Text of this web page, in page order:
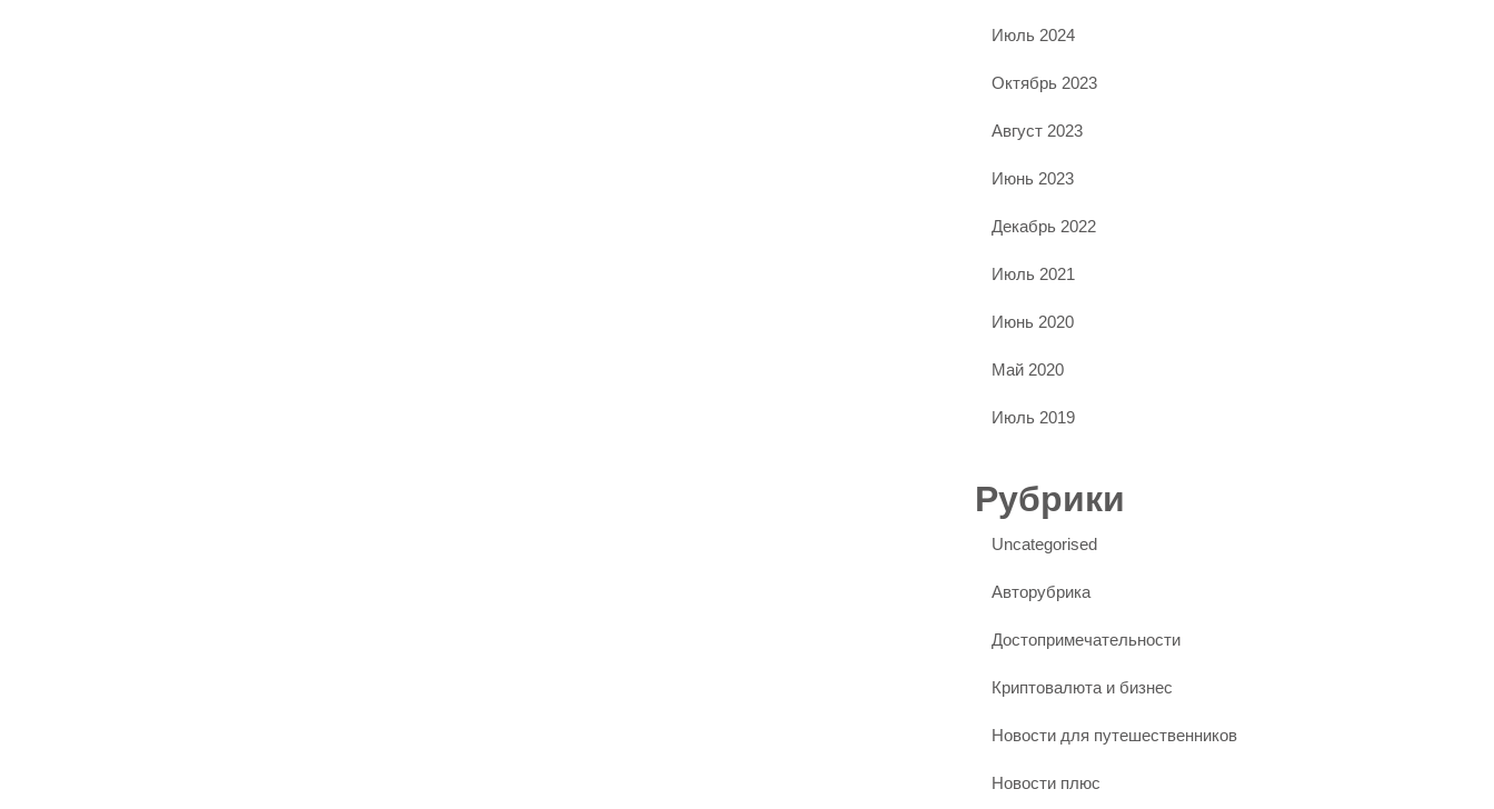
Июль 2024
Октябрь 2023
Август 2023
Июнь 2023
Декабрь 2022
Июль 2021
Июнь 2020
Май 2020
Июль 2019
Рубрики
Uncategorised
Авторубрика
Достопримечательности
Криптовалюта и бизнес
Новости для путешественников
Новости плюс